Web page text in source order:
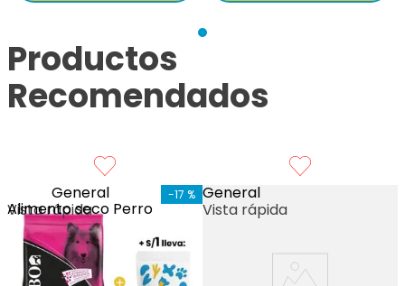
Productos
Recomendados
-17 %
Vista rápida
General
Alimento seco Perro Vista rápida
General